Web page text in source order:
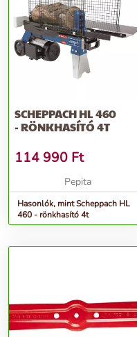
SCHEPPACH HL 460
- RÖNKHASÍTÓ 4T
114 990 Ft
Pepita
Hasonlók, mint Scheppach HL
460 - rönkhasító 4t